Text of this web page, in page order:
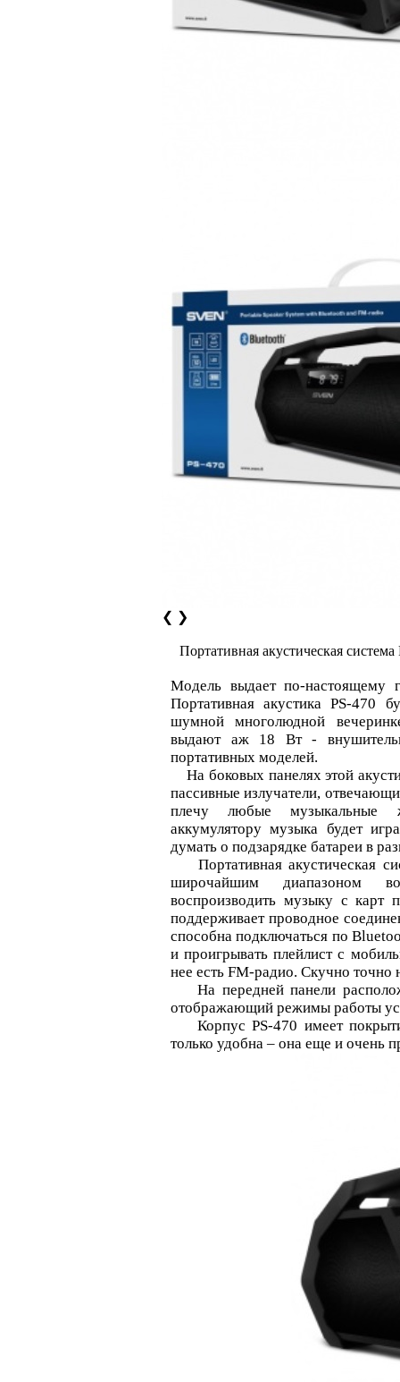
❮ ❯
Портативная акустическая система
Модель выдает по-настоящему
Портативная акустика PS-470
шумной многолюдной
выдают аж 18 Вт -
портативных моделей.
На боковых панелях этой
пассивные излучатели,
плечу любые музыкальные
аккумулятору музыка будет
думать о подзарядке батареи в
Портативная акустическая
широчайшим диапазоном
воспроизводить музыку с карт
поддерживает проводное
способна подключаться по
и проигрывать плейлист с
нее есть FM-радио. Скучно точно
На передней панели
отображающий режимы работы
Корпус PS-470 имеет
только удобна – она еще и очень